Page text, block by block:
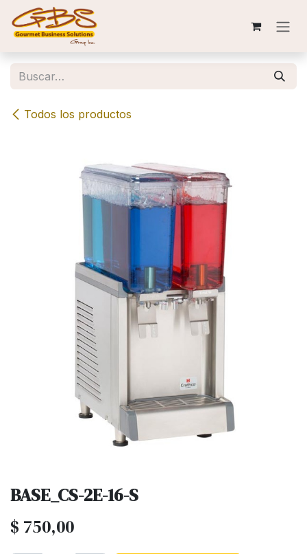
Ir al contenido
Todos los productos
BASE_CS-2E-16-S
$ 750,00